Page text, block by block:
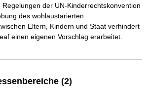
der UN-Kinderrechtskonvention
des wohlaustarierten
Eltern, Kindern und Staat verhindert
einen eigenen Vorschlag erarbeitet.
(2)